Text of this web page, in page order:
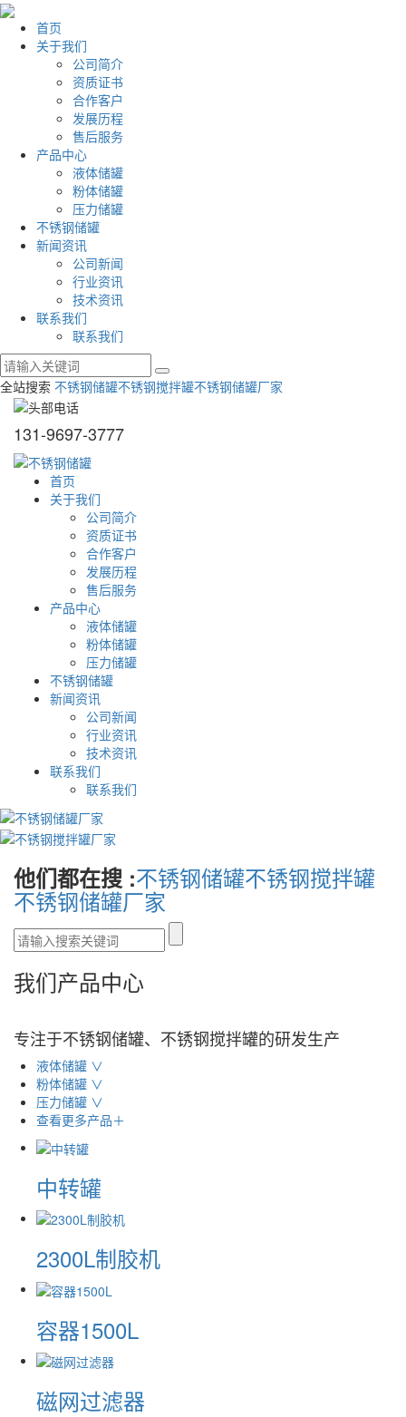
首页
关于我们
公司简介
资质证书
合作客户
发展历程
售后服务
产品中心
液体储罐
粉体储罐
压力储罐
不锈钢储罐
新闻资讯
公司新闻
行业资讯
技术资讯
联系我们
联系我们
全站搜索 不锈钢储罐不锈钢搅拌罐不锈钢储罐厂家
131-9697-3777
首页
关于我们
公司简介
资质证书
合作客户
发展历程
售后服务
产品中心
液体储罐
粉体储罐
压力储罐
不锈钢储罐
新闻资讯
公司新闻
行业资讯
技术资讯
联系我们
联系我们
他们都在搜 :不锈钢储罐不锈钢搅拌罐
不锈钢储罐厂家
我们产品中心
专注于不锈钢储罐、不锈钢搅拌罐的研发生产
液体储罐 ∨
粉体储罐 ∨
压力储罐 ∨
查看更多产品＋
中转罐
2300L制胶机
容器1500L
磁网过滤器